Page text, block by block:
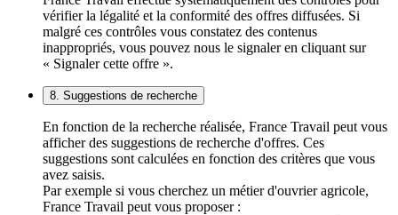
vérifier la légalité et la conformité des offres diffusées. Si
malgré ces contrôles vous constatez des contenus
inappropriés, vous pouvez nous le signaler en cliquant sur
« Signaler cette offre ».
8. Suggestions de recherche
En fonction de la recherche réalisée, France Travail peut vous
afficher des suggestions de recherche d'offres. Ces
suggestions sont calculées en fonction des critères que vous
avez saisis.
Par exemple si vous cherchez un métier d'ouvrier agricole,
France Travail peut vous proposer :